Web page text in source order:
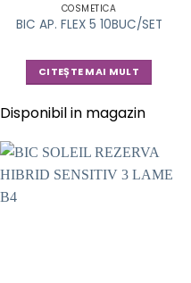
COSMETICA
BIC AP. FLEX 5 10BUC/SET
CITEȘTE MAI MULT
Disponibil in magazin